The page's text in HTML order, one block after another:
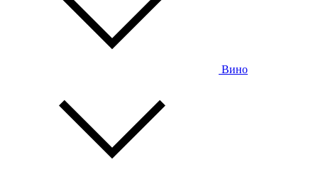
Вино